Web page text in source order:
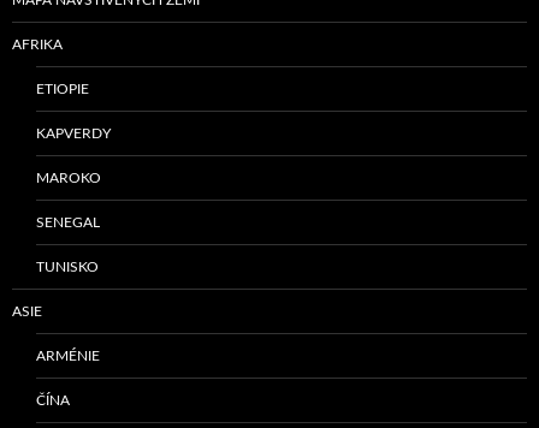
AFRIKA
ETIOPIE
KAPVERDY
MAROKO
SENEGAL
TUNISKO
ASIE
ARMÉNIE
ČÍNA